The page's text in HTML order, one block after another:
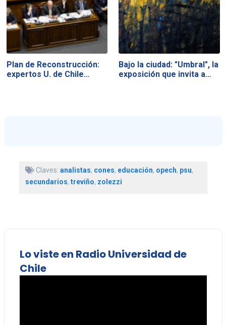
Plan de Reconstrucción:
expertos U. de Chile…
Bajo la ciudad: "Umbral", la
exposición que invita a…
Claves: analistas, cones, educación, opech, psu,
secundarios, treviño, zolezzi
Lo viste en Radio Universidad de
Chile